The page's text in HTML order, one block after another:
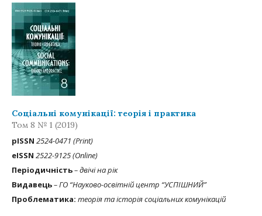
Соціальні комунікації: теорія і практика
Том 8 № 1 (2019)
рISSN 2524-0471 (Print)
eISSN 2522-9125 (Online)
Періодичність– двічі на рік
Видавець– ГО “Науково-освітній центр “УСПІШНИЙ”
Проблематика: теорія та історія соціальних комунікацій